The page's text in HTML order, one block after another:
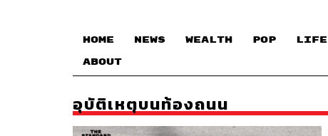
HOME NEWS WEALTH POP LIFE
ABOUT
อุบัติเหตุบนท้องถนน